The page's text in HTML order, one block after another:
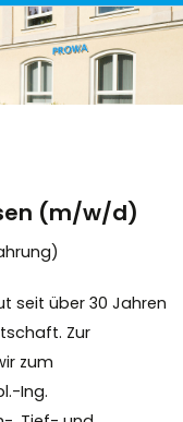
(m/w/d)
seit über 30 Jahren
Zur
zum
Ing.